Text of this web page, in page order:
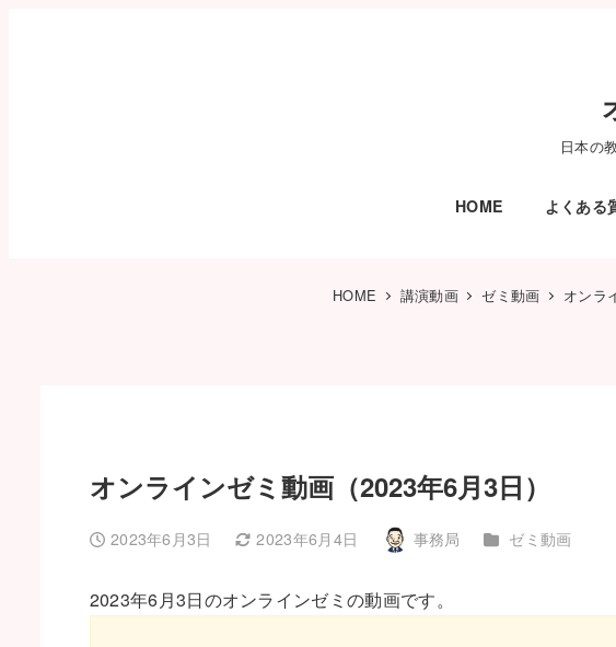
日本の
HOME よくある
HOME 講演動画 ゼミ動画 オンラ
オンラインゼミ動画（2023年6月3日）
投稿日
2023年6月3日
更新日
2023年6月4日
著
事務局 カテゴリー
ゼミ動画
2023年6月3日のオンラインゼミの動画です。